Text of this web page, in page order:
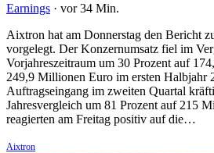
Earnings · vor 34 Min.
Aixtron hat am Donnerstag den Bericht
vorgelegt. Der Konzernumsatz fiel im
Vorjahreszeitraum um 30 Prozent auf
249,9 Millionen Euro im ersten Halbjahr
Auftragseingang im zweiten Quartal
Jahresvergleich um 81 Prozent auf 215
reagierten am Freitag positiv auf die…
Aixtron